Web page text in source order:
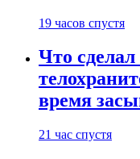
19 часов спустя
Что
время
21 час спустя